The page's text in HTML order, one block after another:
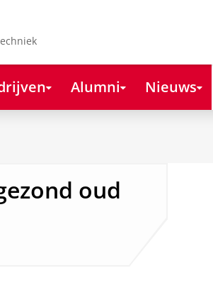
Alumni Nieuws
oud